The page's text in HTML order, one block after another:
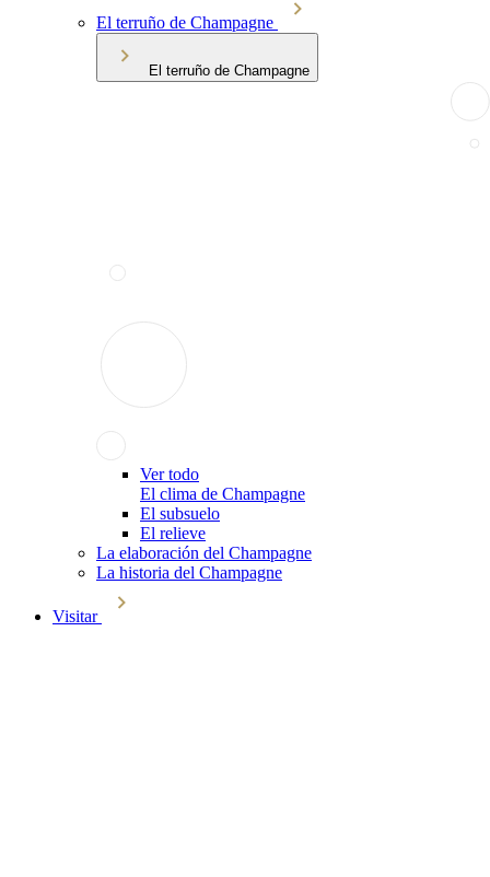
El terruño de Champagne
El terruño de Champagne
Ver todo
El clima de Champagne
El subsuelo
El relieve
La elaboración del Champagne
La historia del Champagne
Visitar